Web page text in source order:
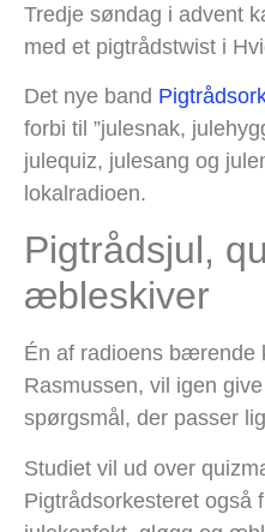
Tredje søndag i advent
med et pigtrådstwist i
Det nye band
forbi til ”julesnak,
julequiz, julesang og
lokalradioen.
Pigtrådsjul,
æbleskiver
Én af radioens bærende
Rasmussen, vil igen
spørgsmål, der passer
Studiet vil ud over
Pigtrådsorkesteret også